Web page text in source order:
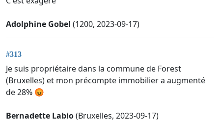
Adolphine Gobel (1200, 2023-09-17)
#313
Je suis propriétaire dans la commune de Forest
(Bruxelles) et mon précompte immobilier a augmenté
de 28% 😡
Bernadette Labio(Bruxelles, 2023-09-17)